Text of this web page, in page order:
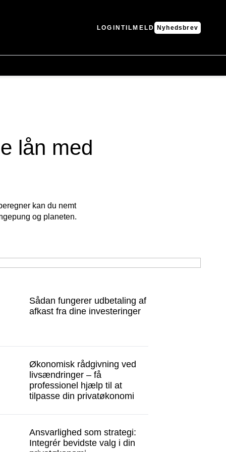
LOGIN TILMELD Nyhedsbrev
lån med
kan du nemt
og planeten.
Sådan fungerer udbetaling af
afkast fra dine investeringer
Økonomisk rådgivning ved
livsændringer – få
professionel hjælp til at
tilpasse din privatøkonomi
Ansvarlighed som strategi:
Integrér bevidste valg i din